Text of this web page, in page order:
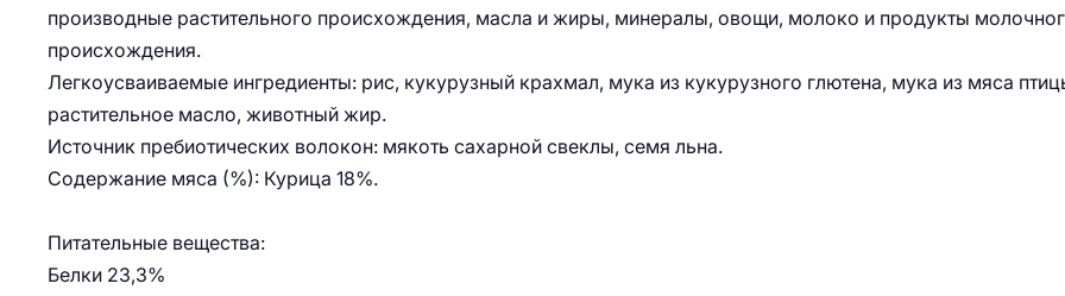
производные растительного происхождения, масла и жиры, минералы, овощи, молоко и продукты
происхождения.
Легкоусваиваемые ингредиенты: рис, кукурузный крахмал, мука из кукурузного глютена, мука из мяса
растительное масло, животный жир.
Источник пребиотических волокон: мякоть сахарной свеклы, семя льна.
Содержание мяса (%): Курица 18%.
Питательные вещества:
Белки 23,3%